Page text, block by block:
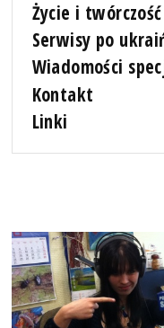
Życie i
Serwisy po
Wiadomości
Kontakt
Linki